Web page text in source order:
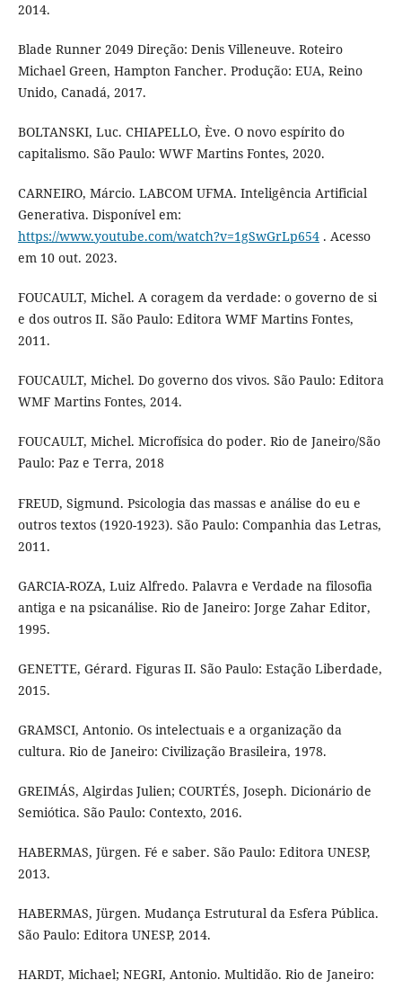
2014.
Blade Runner 2049 Direção: Denis Villeneuve. Roteiro
Michael Green, Hampton Fancher. Produção: EUA, Reino
Unido, Canadá, 2017.
BOLTANSKI, Luc. CHIAPELLO, Ève. O novo espírito do
capitalismo. São Paulo: WWF Martins Fontes, 2020.
CARNEIRO, Márcio. LABCOM UFMA. Inteligência Artificial
Generativa. Disponível em:
https://www.youtube.com/watch?v=1gSwGrLp654. Acesso
em 10 out. 2023.
FOUCAULT, Michel. A coragem da verdade: o governo de si
e dos outros II. São Paulo: Editora WMF Martins Fontes,
2011.
FOUCAULT, Michel. Do governo dos vivos. São Paulo: Editora
WMF Martins Fontes, 2014.
FOUCAULT, Michel. Microfísica do poder. Rio de Janeiro/São
Paulo: Paz e Terra, 2018
FREUD, Sigmund. Psicologia das massas e análise do eu e
outros textos (1920-1923). São Paulo: Companhia das Letras,
2011.
GARCIA-ROZA, Luiz Alfredo. Palavra e Verdade na filosofia
antiga e na psicanálise. Rio de Janeiro: Jorge Zahar Editor,
1995.
GENETTE, Gérard. Figuras II. São Paulo: Estação Liberdade,
2015.
GRAMSCI, Antonio. Os intelectuais e a organização da
cultura. Rio de Janeiro: Civilização Brasileira, 1978.
GREIMÁS, Algirdas Julien; COURTÉS, Joseph. Dicionário de
Semiótica. São Paulo: Contexto, 2016.
HABERMAS, Jürgen. Fé e saber. São Paulo: Editora UNESP,
2013.
HABERMAS, Jürgen. Mudança Estrutural da Esfera Pública.
São Paulo: Editora UNESP, 2014.
HARDT, Michael; NEGRI, Antonio. Multidão. Rio de Janeiro: